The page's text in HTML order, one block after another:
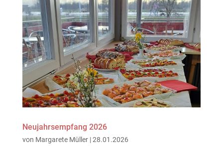
Neujahrsempfang 2026
von Margarete Müller|28.01.2026